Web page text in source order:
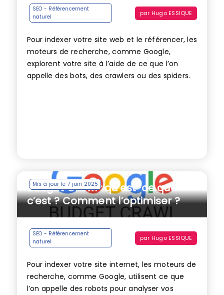
SEO - Référencement
naturel
par Hugo ESSIQUE
Pour indexer votre site web et le référencer, les
moteurs de recherche, comme Google,
explorent votre site à l’aide de ce que l’on
appelle des bots, des crawlers ou des spiders.
Mis à jour le 7 juin 2025
Budget Crawl : qu’est-ce que
c’est ? Comment l’optimiser ?
SEO - Référencement
naturel
par Hugo ESSIQUE
Pour indexer votre site internet, les moteurs de
recherche, comme Google, utilisent ce que
l’on appelle des robots pour analyser vos